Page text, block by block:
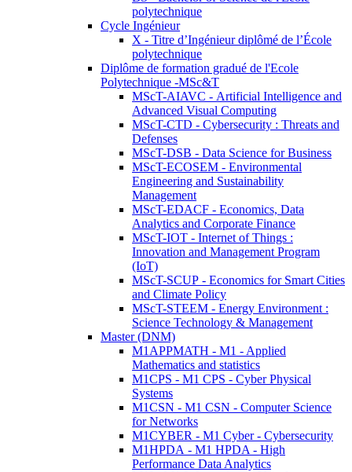
polytechnique
Cycle Ingénieur
X - Titre d’Ingénieur diplômé de l’École
polytechnique
Diplôme de formation gradué de l'Ecole
Polytechnique -MSc&T
MScT-AIAVC - Artificial Intelligence and
Advanced Visual Computing
MScT-CTD - Cybersecurity : Threats and
Defenses
MScT-DSB - Data Science for Business
MScT-ECOSEM - Environmental
Engineering and Sustainability
Management
MScT-EDACF - Economics, Data
Analytics and Corporate Finance
MScT-IOT - Internet of Things :
Innovation and Management Program
(IoT)
MScT-SCUP - Economics for Smart Cities
and Climate Policy
MScT-STEEM - Energy Environment :
Science Technology & Management
Master (DNM)
M1APPMATH - M1 - Applied
Mathematics and statistics
M1CPS - M1 CPS - Cyber Physical
Systems
M1CSN - M1 CSN - Computer Science
for Networks
M1CYBER - M1 Cyber - Cybersecurity
M1HPDA - M1 HPDA - High
Performance Data Analytics